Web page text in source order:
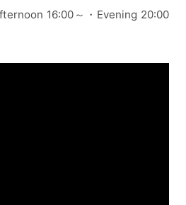
16:00～・Evening 20:00